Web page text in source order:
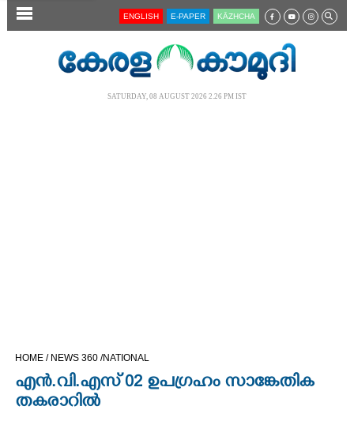
SECTIONS ENGLISH E-PAPER KĀZHCHA
SATURDAY, 08 AUGUST 2026 2.26 PM IST
HOME / NEWS 360 /NATIONAL
എൻ.വി.എസ് 02 ഉപഗ്രഹം സാങ്കേതിക
തകരാറിൽ